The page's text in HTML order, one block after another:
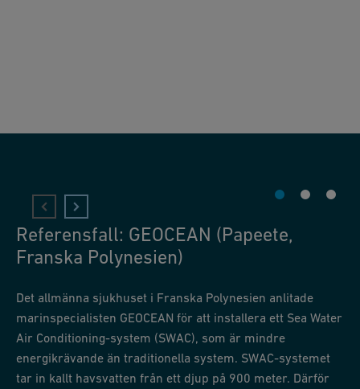
Referensfall: GEOCEAN (Papeete,
Franska Polynesien)
Det allmänna sjukhuset i Franska Polynesien anlitade
marinspecialisten GEOCEAN för att installera ett Sea Water
Air Conditioning-system (SWAC), som är mindre
energikrävande än traditionella system. SWAC-systemet
tar in kallt havsvatten från ett djup på 900 meter. Därför